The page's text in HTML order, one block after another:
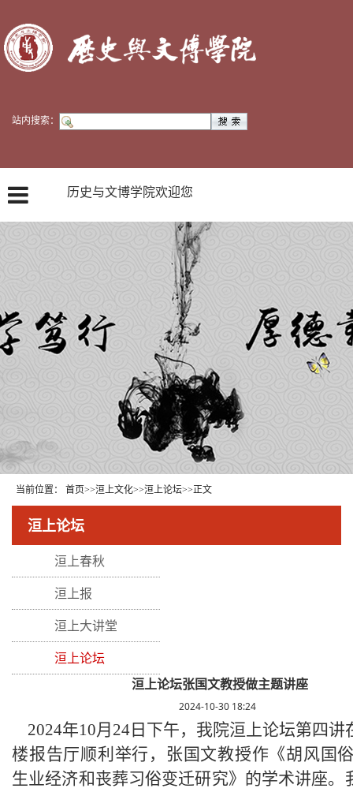
站内搜索：
历史与文博学院欢迎您
当前位置： 首页>>洹上文化>>洹上论坛>>正文
洹上论坛
洹上春秋
洹上报
洹上大讲堂
洹上论坛
洹上论坛张国文教授做主题讲座
2024-10-30 18:24
2024年10月24日下午，我院洹上论坛第四讲
楼报告厅顺利举行，张国文教授作《胡风国
生业经济和丧葬习俗变迁研究》的学术讲座。